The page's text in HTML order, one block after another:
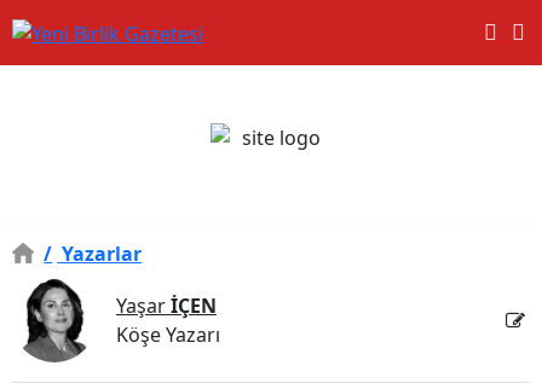
/ Yazarlar
YaşarİÇEN
Köşe Yazarı